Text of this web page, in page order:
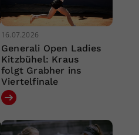
16.07.2026
Generali Open Ladies
Kitzbühel: Kraus
folgt Grabher ins
Viertelfinale